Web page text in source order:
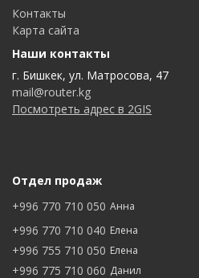
Контакты
Карта сайта
Наши контакты
г. Бишкек, ул. Матросова, 47
mail@router.kg
Посмотреть адрес в 2GIS
Отдел продаж
+996 770 710 050 Анна
+996 770 710 040 Елена
+996 755 710 050 Елена
+996 775 710 060 Данил